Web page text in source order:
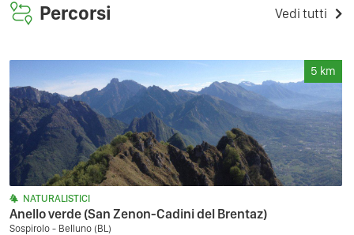
Percorsi Vedi tutti
5 km
NATURALISTICI
Anello verde (San Zenon-Cadini del Brentaz)
Sospirolo - Belluno (BL)